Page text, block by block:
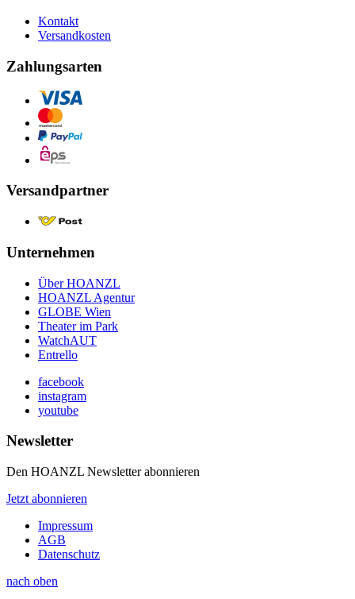
Kontakt
Versandkosten
Zahlungsarten
Versandpartner
Unternehmen
Über HOANZL
HOANZL Agentur
GLOBE Wien
Theater im Park
WatchAUT
Entrello
facebook
instagram
youtube
Newsletter
Den HOANZL Newsletter abonnieren
Jetzt abonnieren
Impressum
AGB
Datenschutz
nach oben